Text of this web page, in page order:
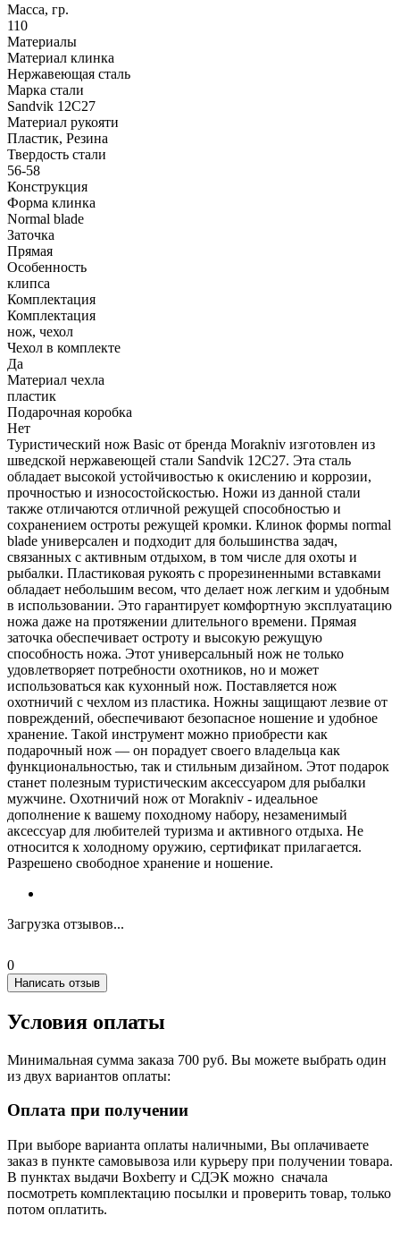
Масса, гр.
110
Материалы
Материал клинка
Нержавеющая сталь
Марка стали
Sandvik 12C27
Материал рукояти
Пластик, Резина
Твердость стали
56-58
Конструкция
Форма клинка
Normal blade
Заточка
Прямая
Особенность
клипса
Комплектация
Комплектация
нож, чехол
Чехол в комплекте
Да
Материал чехла
пластик
Подарочная коробка
Нет
Туристический нож Basic от бренда Morakniv изготовлен из
шведской нержавеющей стали Sandvik 12C27. Эта сталь
обладает высокой устойчивостью к окислению и коррозии,
прочностью и износостойскостью. Ножи из данной стали
также отличаются отличной режущей способностью и
сохранением остроты режущей кромки. Клинок формы normal
blade универсален и подходит для большинства задач,
связанных с активным отдыхом, в том числе для охоты и
рыбалки. Пластиковая рукоять с прорезиненными вставками
обладает небольшим весом, что делает нож легким и удобным
в использовании. Это гарантирует комфортную эксплуатацию
ножа даже на протяжении длительного времени. Прямая
заточка обеспечивает остроту и высокую режущую
способность ножа. Этот универсальный нож не только
удовлетворяет потребности охотников, но и может
использоваться как кухонный нож. Поставляется нож
охотничий с чехлом из пластика. Ножны защищают лезвие от
повреждений, обеспечивают безопасное ношение и удобное
хранение. Такой инструмент можно приобрести как
подарочный нож — он порадует своего владельца как
функциональностью, так и стильным дизайном. Этот подарок
станет полезным туристическим аксессуаром для рыбалки
мужчине. Охотничий нож от Morakniv - идеальное
дополнение к вашему походному набору, незаменимый
аксессуар для любителей туризма и активного отдыха. Не
относится к холодному оружию, сертификат прилагается.
Разрешено свободное хранение и ношение.
Загрузка отзывов...
0
Написать отзыв
Условия оплаты
Минимальная сумма заказа 700 руб. Вы можете выбрать один
из двух вариантов оплаты:
Оплата при получении
При выборе варианта оплаты наличными, Вы оплачиваете
заказ в пункте самовывоза или курьеру при получении товара.
В пунктах выдачи Boxberry и СДЭК можно сначала
посмотреть комплектацию посылки и проверить товар, только
потом оплатить.